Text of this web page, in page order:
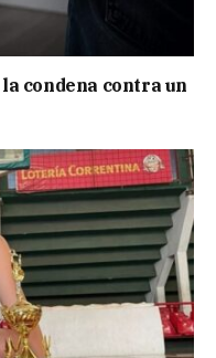
condena contra un